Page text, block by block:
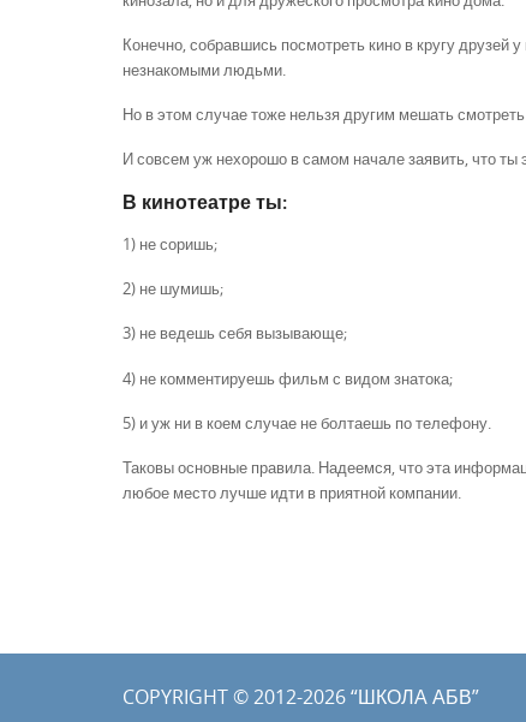
Конечно, собравшись посмотреть кино в кругу друзей
незнакомыми людьми.
Но в этом случае тоже нельзя другим мешать
И совсем уж нехорошо в самом начале заявить, что
В кинотеатре ты:
1) не соришь;
2) не шумишь;
3) не ведешь себя вызывающе;
4) не комментируешь фильм с видом знатока;
5) и уж ни в коем случае не болтаешь по телефону.
Таковы основные правила. Надеемся, что эта
любое место лучше идти в приятной компании.
COPYRIGHT © 2012-2026 “ШКОЛА АБВ”